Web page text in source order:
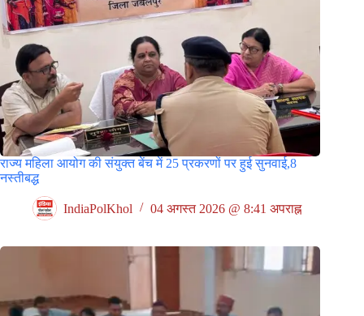
राज्य महिला आयोग की संयुक्त बेंच में 25 प्रकरणों पर हुई सुनवाई,8
नस्तीबद्ध
IndiaPolKhol 04 अगस्त 2026 @ 8:41 अपराह्न